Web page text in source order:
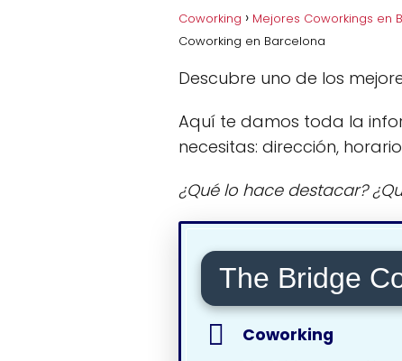
Coworking Mejores Coworkings en
Coworking en Barcelona
Descubre uno de los
Aquí te damos toda la
necesitas: dirección,
¿Qué lo hace destacar?
The Bridge
Coworking